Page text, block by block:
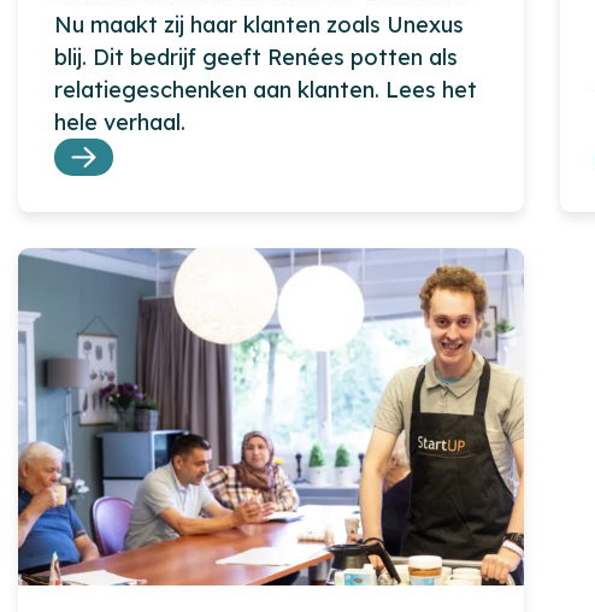
Nu maakt zij haar klanten zoals Unexus
blij. Dit bedrijf geeft Renées potten als
relatiegeschenken aan klanten. Lees het
hele verhaal.